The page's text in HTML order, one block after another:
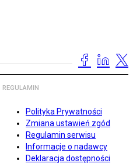
REGULAMIN
Polityka Prywatności
Zmiana ustawień zgód
Regulamin serwisu
Informacje o nadawcy
Deklaracja dostępności